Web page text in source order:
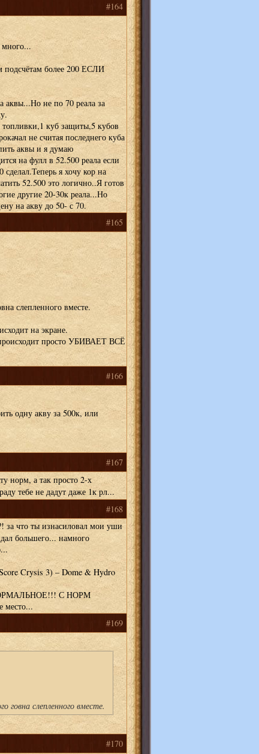
#164
подсчётам более 200 ЕСЛИ
аквы...Но не по 70 реала за
куб защиты,5 кубов
не считая последнего куба
аквы и я думаю
на фулл в 52.500 реала если
я хочу кор на
52.500 это логично..Я готов
другие 20-30к реала...Но
на акву до 50- с 70.
#165
слепленного вместе.
на экране.
просто УБИВАЕТ ВСЁ
#166
одну акву за 500к, или
#167
норм, а так просто 2-х
тебе не дадут даже 1к рл...
#168
что ты изнасиловал мои уши
большего... намного
Crysis 3) – Dome & Hydro
С НОРМ
место...
#169
говна слепленного вместе.
#170